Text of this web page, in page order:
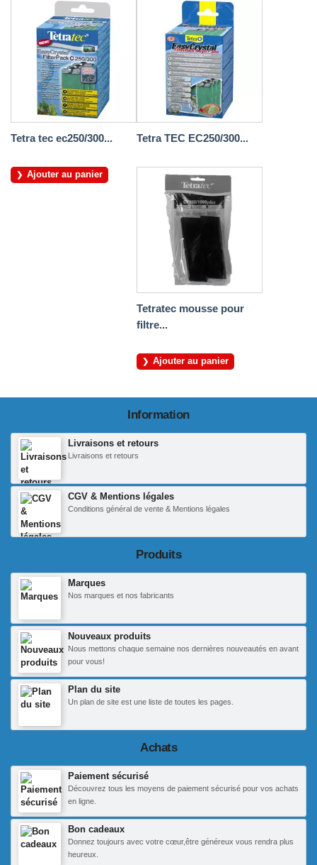
Tetra tec ec250/300...
Ajouter au panier
Tetra TEC EC250/300...
Tetratec mousse pour
filtre...
Ajouter au panier
Information
Livraisons et retours
Livraisons et retours
CGV & Mentions légales
Conditions général de vente & Mentions légales
Produits
Marques
Nos marques et nos fabricants
Nouveaux produits
Nous mettons chaque semaine nos dernières nouveautés en avant
pour vous!
Plan du site
Un plan de site est une liste de toutes les pages.
Achats
Paiement sécurisé
Découvrez tous les moyens de paiement sécurisé pour vos achats
en ligne.
Bon cadeaux
Donnez toujours avec votre cœur,être généreux vous rendra plus
heureux.